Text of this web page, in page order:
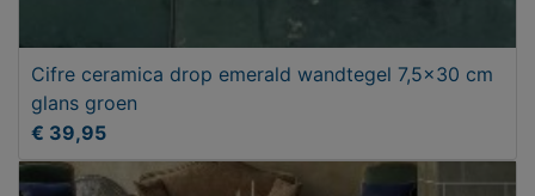
Cifre ceramica drop emerald wandtegel 7,5x30 cm
glans groen
€ 39,95